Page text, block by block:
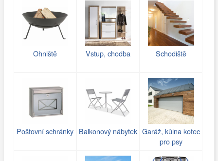
Ohniště Vstup, chodba Schodiště
Poštovní schránky Balkonový nábytek Garáž, kůlna kotec
pro psy